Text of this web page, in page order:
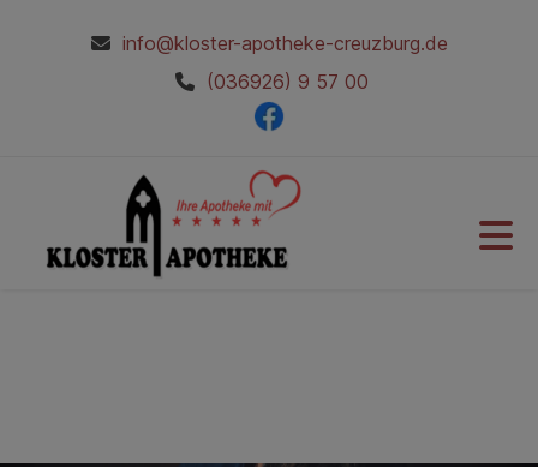
info@kloster-apotheke-creuzburg.de
(036926) 9 57 00